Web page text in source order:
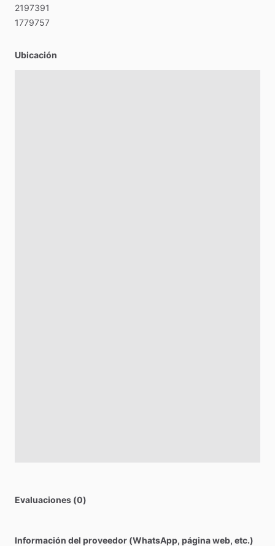
2197391
1779757
Ubicación
Evaluaciones (0)
Información del proveedor (WhatsApp, página web, etc.)